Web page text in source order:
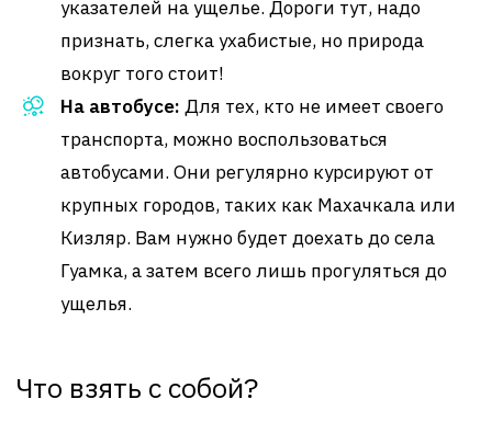
указателей на ущелье. Дороги тут, надо
признать, слегка ухабистые, но природа
вокруг того стоит!
На автобусе: Для тех, кто не имеет своего
транспорта, можно воспользоваться
автобусами. Они регулярно курсируют от
крупных городов, таких как Махачкала или
Кизляр. Вам нужно будет доехать до села
Гуамка, а затем всего лишь прогуляться до
ущелья.
Что взять с собой?